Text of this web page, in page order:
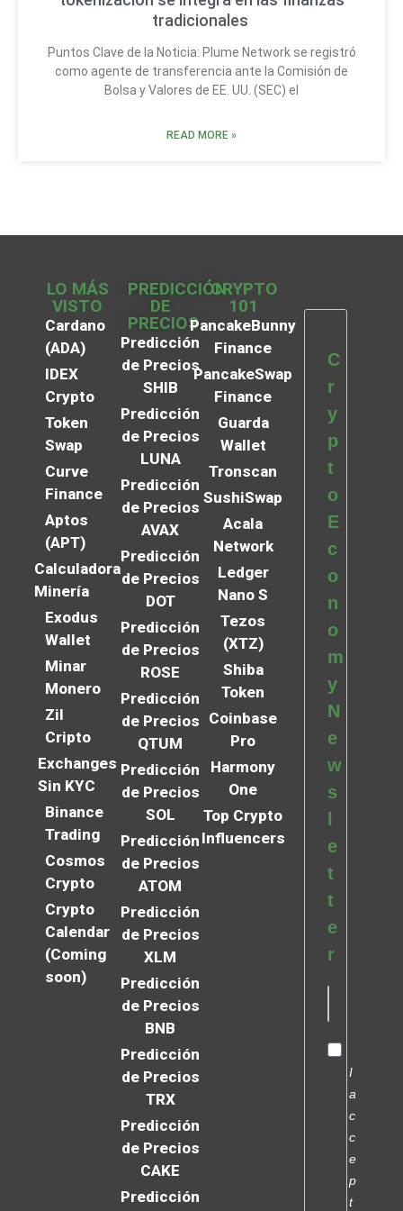
tradicionales
Puntos Clave de la Noticia: Plume Network se registró
como agente de transferencia ante la Comisión de
Bolsa y Valores de EE. UU. (SEC) el
READ MORE »
LO MÁS
VISTO
Cardano
(ADA)
IDEX
Crypto
Token
Swap
Curve
Finance
Aptos
(APT)
Calculadora
Minería
Exodus
Wallet
Minar
Monero
Zil
Cripto
Exchanges
Sin KYC
Binance
Trading
Cosmos
Crypto
Crypto
Calendar
(Coming
soon)
PREDICCIÓN
DE
PRECIOS
Predicción
de Precios
SHIB
Predicción
de Precios
LUNA
Predicción
de Precios
AVAX
Predicción
de Precios
DOT
Predicción
de Precios
ROSE
Predicción
de Precios
QTUM
Predicción
de Precios
SOL
Predicción
de Precios
ATOM
Predicción
de Precios
XLM
Predicción
de Precios
BNB
Predicción
de Precios
TRX
Predicción
de Precios
CAKE
Predicción
CRYPTO
101
PancakeBunny
Finance
PancakeSwap
Finance
Guarda
Wallet
Tronscan
SushiSwap
Acala
Network
Ledger
Nano S
Tezos
(XTZ)
Shiba
Token
Coinbase
Pro
Harmony
One
Top Crypto
Influencers
C
r
y
p
t
o
E
c
o
n
o
m
y
N
e
w
s
e
t
t
e
r
I
a
c
c
e
p
t